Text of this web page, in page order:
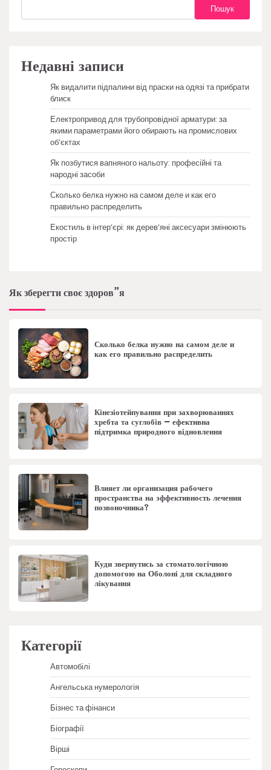
Пошук
Недавні записи
Як видалити підпалини від праски на одязі та прибрати
блиск
Електропривод для трубопровідної арматури: за
якими параметрами його обирають на промислових
об’єктах
Як позбутися вапняного нальоту: професійні та
народні засоби
Сколько белка нужно на самом деле и как его
правильно распределить
Екостиль в інтер’єрі: як дерев’яні аксесуари змінюють
простір
Як зберегти своє здоров”я
Сколько белка нужно на самом деле и
как его правильно распределить
Кінезіотейпування при захворюваннях
хребта та суглобів – ефективна
підтримка природного відновлення
Влияет ли организация рабочего
пространства на эффективность лечения
позвоночника?
Куди звернутись за стоматологічною
допомогою на Оболоні для складного
лікування
Категорії
Автомобілі
Ангельська нумерологія
Бізнес та фінанси
Біографії
Вірші